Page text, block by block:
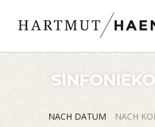
NACH DATUM NACH